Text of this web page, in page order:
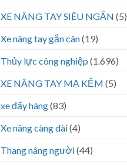
XE NÂNG TAY SIÊU NGẮN (5)
Xe nâng tay gắn cân(19)
Thủy lực công nghiệp (1.696)
XE NÂNG TAY MẠ KẼM (5)
xe đẩy hàng(83)
Xe nâng càng dài(4)
Thang nâng người(44)